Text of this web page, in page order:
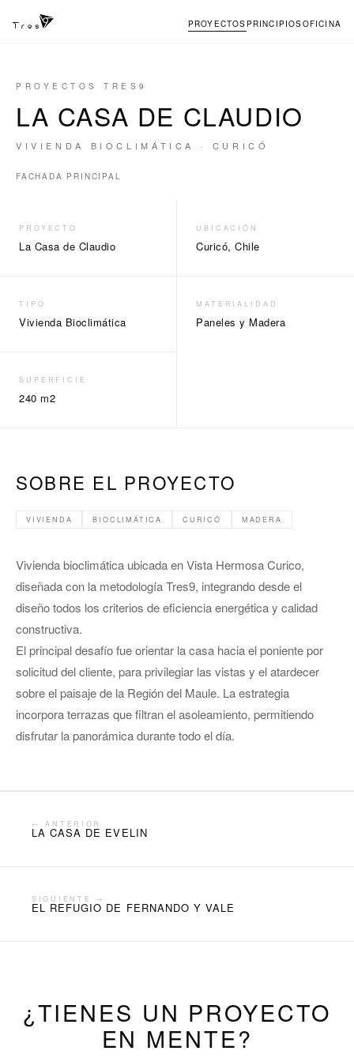
PROYECTOS PRINCIPIOSOFICINA
PROYECTOS TRES9
LA CASA DE CLAUDIO
VIVIENDA BIOCLIMÁTICA · CURICÓ
FACHADA PRINCIPAL
PROYECTO
La Casa de Claudio
UBICACIÓN
Curicó, Chile
TIPO
Vivienda Bioclimática
MATERIALIDAD
Paneles y Madera
SUPERFICIE
240 m2
SOBRE EL PROYECTO
VIVIENDA BIOCLIMÁTICA CURICÓ MADERA
Vivienda bioclimática ubicada en Vista Hermosa Curico,
diseñada con la metodología Tres9, integrando desde el
diseño todos los criterios de eficiencia energética y calidad
constructiva.
El principal desafío fue orientar la casa hacia el poniente por
solicitud del cliente, para privilegiar las vistas y el atardecer
sobre el paisaje de la Región del Maule. La estrategia
incorpora terrazas que filtran el asoleamiento, permitiendo
disfrutar la panorámica durante todo el día.
← ANTERIOR
LA CASA DE EVELIN
SIGUIENTE →
EL REFUGIO DE FERNANDO Y VALE
¿TIENES UN PROYECTO
EN MENTE?